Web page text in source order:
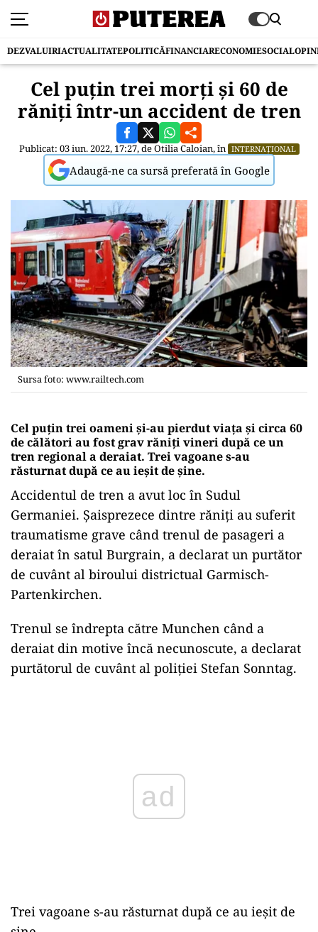
DEZVALUIRIACTUALITATEPOLITICĂFINANCIARECONOMIESOCIAL
Cel puţin trei morţi şi 60 de
răniţi într-un accident de tren
Publicat: 03 iun. 2022, 17:27, deOtilia Caloian, în INTERNAȚIONAL
Adaugă-ne ca sursă preferată în Google
Sursa foto: www.railtech.com
Cel puţin trei oameni şi-au pierdut viaţa şi circa 60
de călători au fost grav răniţi vineri după ce un
tren regional a deraiat. Trei vagoane s-au
răsturnat după ce au ieşit de şine.
Accidentul de tren a avut loc în Sudul
Germaniei. Şaisprezece dintre răniţi au suferit
traumatisme grave când trenul de pasageri a
deraiat în satul Burgrain, a declarat un purtător
de cuvânt al biroului districtual Garmisch-
Partenkirchen.
Trenul se îndrepta către Munchen când a
deraiat din motive încă necunoscute, a declarat
purtătorul de cuvânt al poliţiei Stefan Sonntag.
Trei vagoane s-au răsturnat după ce au ieşit de